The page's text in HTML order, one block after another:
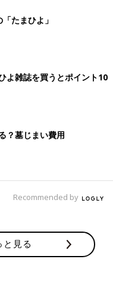
たまひよ」
よ雑誌を買うとポイント10
？墓じまい費用
Recommended by
見る